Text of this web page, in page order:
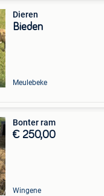
Dieren
Bieden
Meulebeke
Bonter ram
€ 250,00
Wingene